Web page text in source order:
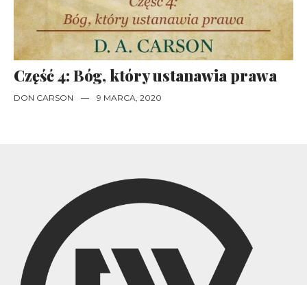
Część 4: Bóg, który ustanawia prawa
DON CARSON — 9 MARCA, 2020